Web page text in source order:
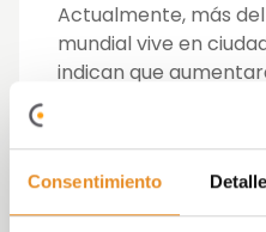
Consentimiento
Actualmente, más
mundial vive en
indican que
2050. Todo ello
en factores como la
crecimiento de las
controlada o
vivienda digna.